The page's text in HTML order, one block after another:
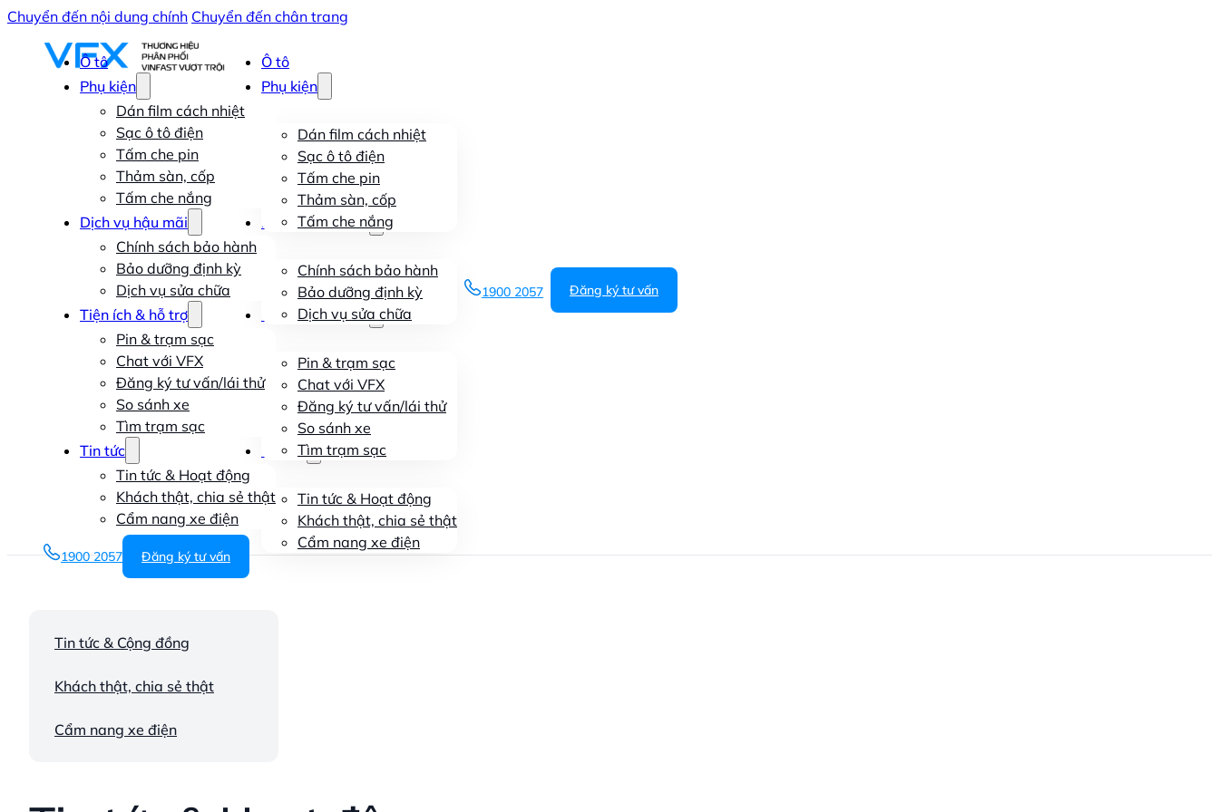
Chuyển đến nội dung chính Chuyển đến chân trang
Ô tô
Phụ kiện
Dán film cách nhiệt
Sạc ô tô điện
Tấm che pin
Thảm sàn, cốp
Tấm che nắng
Dịch vụ hậu mãi
Chính sách bảo hành
Bảo dưỡng định kỳ
Dịch vụ sửa chữa
Tiện ích & hỗ trợ
Pin & trạm sạc
Chat với VFX
Đăng ký tư vấn/lái thử
So sánh xe
Tìm trạm sạc
Tin tức
Tin tức & Hoạt động
Khách thật, chia sẻ thật
Cẩm nang xe điện
1900 2057 Đăng ký tư vấn
Ô tô
Phụ kiện
Dán film cách nhiệt
Sạc ô tô điện
Tấm che pin
Thảm sàn, cốp
Tấm che nắng
Dịch vụ hậu mãi
Chính sách bảo hành
Bảo dưỡng định kỳ
Dịch vụ sửa chữa
Tiện ích & hỗ trợ
Pin & trạm sạc
Chat với VFX
Đăng ký tư vấn/lái thử
So sánh xe
Tìm trạm sạc
Tin tức
Tin tức & Hoạt động
Khách thật, chia sẻ thật
Cẩm nang xe điện
1900 2057 Đăng ký tư vấn
Tin tức & Cộng đồng
Khách thật, chia sẻ thật
Cẩm nang xe điện